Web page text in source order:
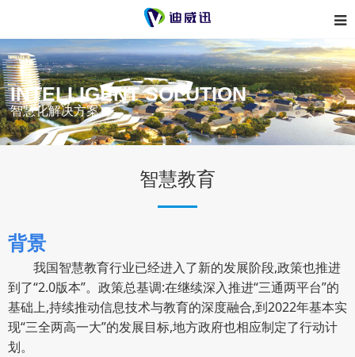
INTELLIGENT SOLUTION
智慧化解决方案
智慧教育
背景
我国智慧教育行业已经进入了新的发展阶段,政策也推进
到了“2.0版本”。政策总基调:在继续深入推进“三通两平台”的
基础上,持续推动信息技术与教育的深度融合,到2022年基本实
现“三全两高一大”的发展目标,地方政府也相应制定了行动计
划。